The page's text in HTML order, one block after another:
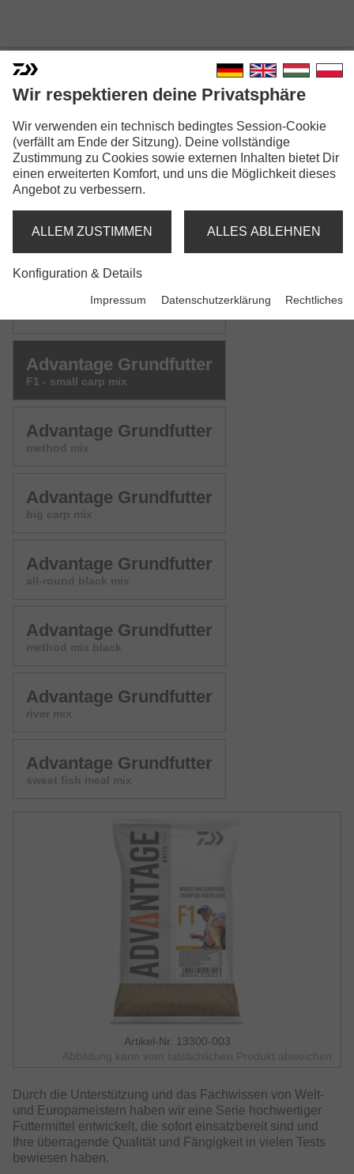
ADVANTAGE GRUNDFUTTER
MIX
Modellausführungen: 9
Advantage Grundfutter
Advantage Grundfutter
Advantage Grundfutter
F1 - small carp mix
Advantage Grundfutter
method mix
Advantage Grundfutter
big carp mix
Advantage Grundfutter
all-round black mix
Advantage Grundfutter
method mix black
Advantage Grundfutter
river mix
Advantage Grundfutter
sweet fish meal mix
Artikel-Nr. 13300-003
Abbildung kann vom tatsächlichen Produkt abweichen.
Durch die Unterstützung und das Fachwissen von Welt-
und Europameistern haben wir eine Serie hochwertiger
Futtermittel entwickelt, die sofort einsatzbereit sind und
Ihre überragende Qualität und Fängigkeit in vielen Tests
bewiesen haben.
Wir respektieren deine Privatsphäre
Wir verwenden ein technisch bedingtes Session-Cookie
(verfällt am Ende der Sitzung). Deine vollständige
Zustimmung zu Cookies sowie externen Inhalten bietet Dir
einen erweiterten Komfort, und uns die Möglichkeit dieses
Angebot zu verbessern.
ALLEM ZUSTIMMEN ALLES ABLEHNEN
Konfiguration & Details
Impressum Datenschutzerklärung Rechtliches